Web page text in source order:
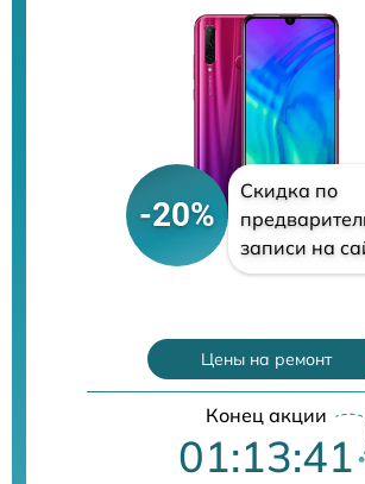
-20%
Скидка по
записи на
Цены на ремонт
Конец акции
01:13:40